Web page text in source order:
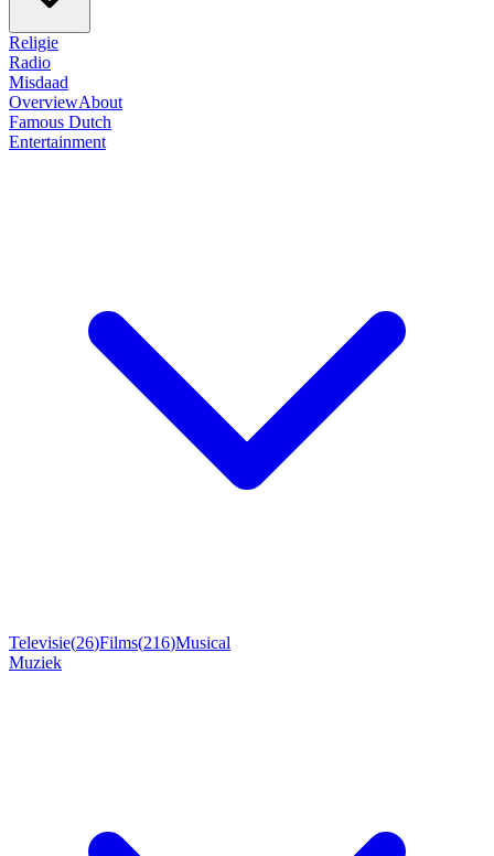
Religie
Radio
Misdaad
OverviewAbout
Famous Dutch
Entertainment
Televisie(26)Films(216)Musical
Muziek